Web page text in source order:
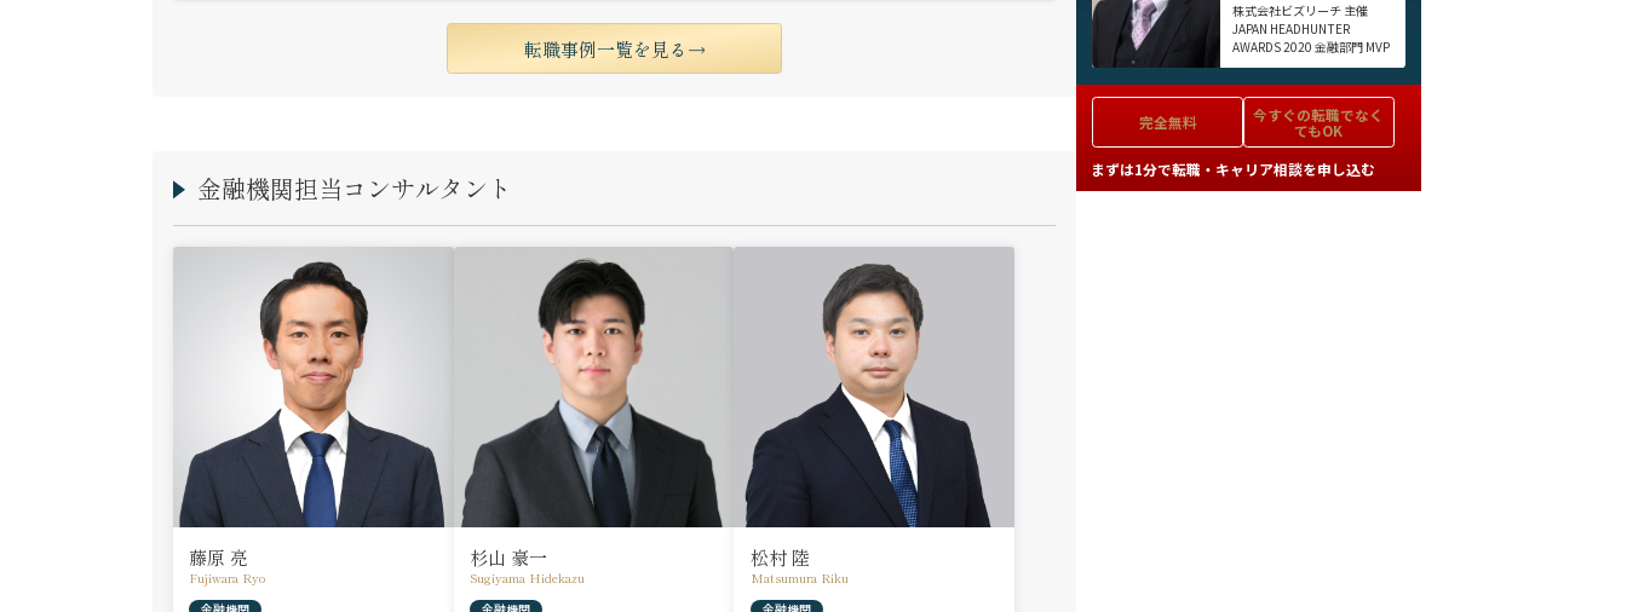
転職事例一覧を見る
金融機関担当コンサルタント
藤原 亮
Fujiwara Ryo
杉山 豪一
Sugiyama Hidekazu
松村 陸
Matsumura Riku
株式会社ビズリーチ 主催
JAPAN HEADHUNTER
AWARDS 2020 金融部門 MVP
完全無料 今すぐの転職でなく
てもOK
まずは1分で転職・キャリア相談を申し込む